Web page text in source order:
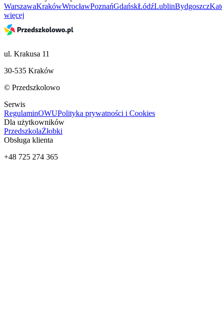
WarszawaKrakówWrocławPoznańGdańskŁódźLublinBydgoszcz
więcej
ul. Krakusa 11
30-535 Kraków
© Przedszkolowo
Serwis
RegulaminOWUPolityka prywatności i Cookies
Dla użytkowników
PrzedszkolaŻłobki
Obsługa klienta
+48 725 274 365